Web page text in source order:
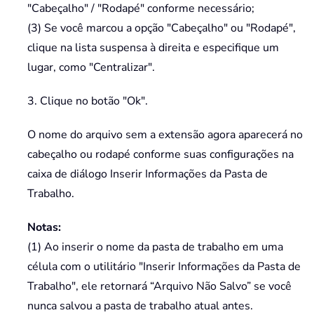
"Cabeçalho" / "Rodapé" conforme necessário;
(3) Se você marcou a opção "Cabeçalho" ou "Rodapé",
clique na lista suspensa à direita e especifique um
lugar, como "Centralizar".
3. Clique no botão "Ok".
O nome do arquivo sem a extensão agora aparecerá no
cabeçalho ou rodapé conforme suas configurações na
caixa de diálogo Inserir Informações da Pasta de
Trabalho.
Notas:
(1) Ao inserir o nome da pasta de trabalho em uma
célula com o utilitário "Inserir Informações da Pasta de
Trabalho", ele retornará “Arquivo Não Salvo” se você
nunca salvou a pasta de trabalho atual antes.